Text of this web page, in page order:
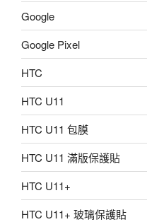
Google
Google Pixel
HTC
HTC U11
HTC U11 包膜
HTC U11 滿版保護貼
HTC U11+
HTC U11+ 玻璃保護貼